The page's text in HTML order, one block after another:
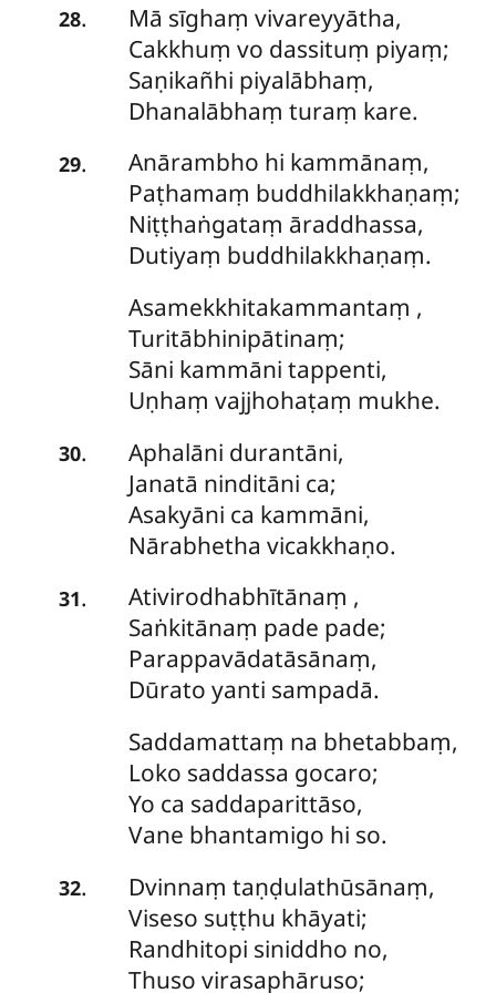
28. Mā sīghaṃ vivareyyātha,
Cakkhuṃ vo dassituṃ piyaṃ;
Saṇikañhi piyalābhaṃ,
Dhanalābhaṃ turaṃ kare.
29. Anārambho hi kammānaṃ,
Paṭhamaṃ buddhilakkhaṇaṃ;
Niṭṭhaṅgataṃ āraddhassa,
Dutiyaṃ buddhilakkhaṇaṃ.
Asamekkhitakammantaṃ ,
Turitābhinipātinaṃ;
Sāni kammāni tappenti,
Uṇhaṃ vajjhohaṭaṃ mukhe.
30. Aphalāni durantāni,
Janatā ninditāni ca;
Asakyāni ca kammāni,
Nārabhetha vicakkhaṇo.
31. Ativirodhabhītānaṃ ,
Saṅkitānaṃ pade pade;
Parappavādatāsānaṃ,
Dūrato yanti sampadā.
Saddamattaṃ na bhetabbaṃ,
Loko saddassa gocaro;
Yo ca saddaparittāso,
Vane bhantamigo hi so.
32. Dvinnaṃ taṇḍulathūsānaṃ,
Viseso suṭṭhu khāyati;
Randhitopi siniddho no,
Thuso virasaphāruso;